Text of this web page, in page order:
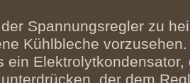
Spannungsregler zu
Kühlbleche vorzusehen.
Elektrolytkondensator,
der dem